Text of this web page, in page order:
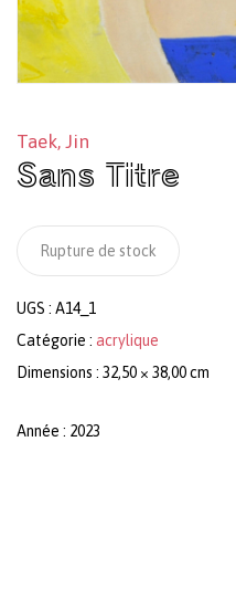
Taek, Jin
Sans Titre
Rupture de stock
UGS : A14_1
Catégorie : acrylique
Dimensions : 32,50 × 38,00 cm
Année : 2023